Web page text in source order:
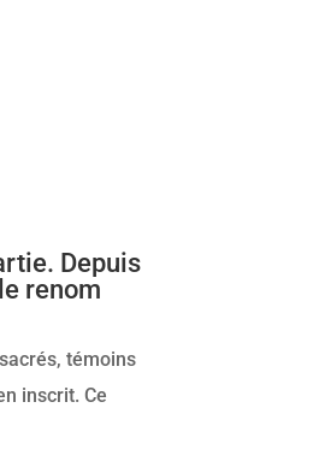
Depuis
renom
témoins
inscrit. Ce